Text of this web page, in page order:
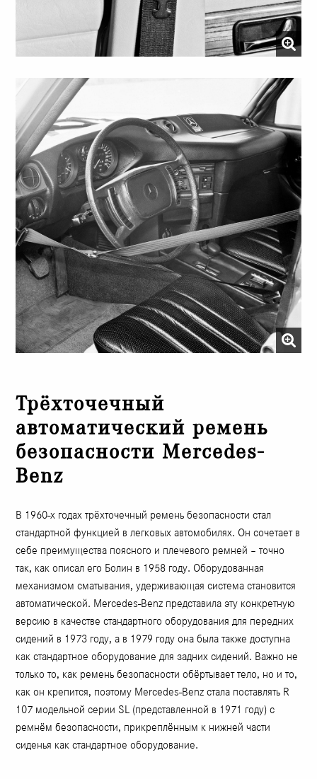
Трёхточечный
автоматический ремень
безопасности Mercedes-
Benz
В 1960-х годах трёхточечный ремень безопасности стал
стандартной функцией в легковых автомобилях. Он сочетает в
себе преимущества поясного и плечевого ремней – точно
так, как описал его Болин в 1958 году. Оборудованная
механизмом сматывания, удерживающая система становится
автоматической. Mercedes-Benz представила эту конкретную
версию в качестве стандартного оборудования для передних
сидений в 1973 году, а в 1979 году она была также доступна
как стандартное оборудование для задних сидений. Важно не
только то, как ремень безопасности обёртывает тело, но и то,
как он крепится, поэтому Mercedes-Benz стала поставлять R
107 модельной серии SL (представленной в 1971 году) с
ремнём безопасности, прикреплённым к нижней части
сиденья как стандартное оборудование.